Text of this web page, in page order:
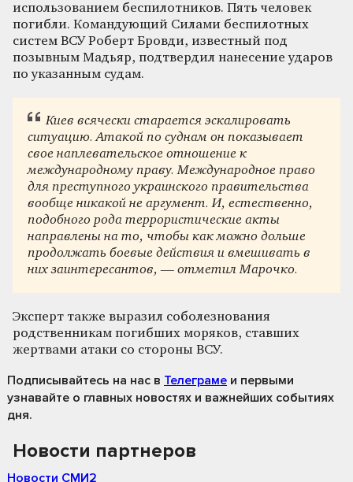
использованием беспилотников. Пять человек
погибли. Командующий Силами беспилотных
систем ВСУ Роберт Бровди, известный под
позывным Мадьяр, подтвердил нанесение ударов
по указанным судам.
Киев всячески старается эскалировать
ситуацию. Атакой по суднам он показывает
свое наплевательское отношение к
международному праву. Международное право
для преступного украинского правительства
вообще никакой не аргумент. И, естественно,
подобного рода террористические акты
направлены на то, чтобы как можно дольше
продолжать боевые действия и вмешивать в
них заинтересантов, — отметил Марочко.
Эксперт также выразил соболезнования
родственникам погибших моряков, ставших
жертвами атаки со стороны ВСУ.
Подписывайтесь на нас в Телеграме и первыми
узнавайте о главных новостях и важнейших событиях
дня.
Новости партнеров
Новости СМИ2